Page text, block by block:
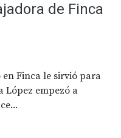
de Finca
Finca le sirvió para
López empezó a